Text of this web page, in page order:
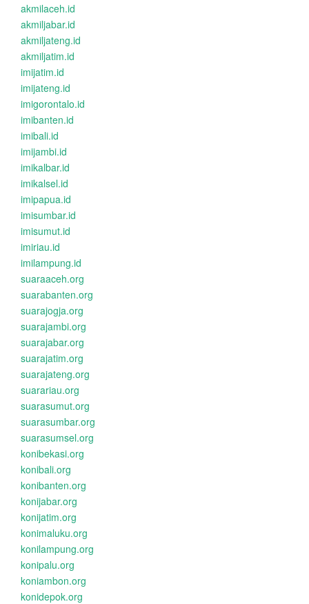
akmilaceh.id
akmiljabar.id
akmiljateng.id
akmiljatim.id
imijatim.id
imijateng.id
imigorontalo.id
imibanten.id
imibali.id
imijambi.id
imikalbar.id
imikalsel.id
imipapua.id
imisumbar.id
imisumut.id
imiriau.id
imilampung.id
suaraaceh.org
suarabanten.org
suarajogja.org
suarajambi.org
suarajabar.org
suarajatim.org
suarajateng.org
suarariau.org
suarasumut.org
suarasumbar.org
suarasumsel.org
konibekasi.org
konibali.org
konibanten.org
konijabar.org
konijatim.org
konimaluku.org
konilampung.org
konipalu.org
koniambon.org
konidepok.org